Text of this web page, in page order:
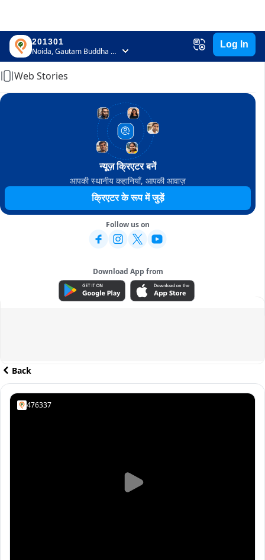
201301
Noida, Gautam Buddha Nagar, Uttar Pradesh
Log In
Home
Web Stories
न्यूज़ क्रिएटर बनें
आपकी स्थानीय कहानियाँ, आपकी आवाज़
क्रिएटर के रूप में जुड़ें
Follow us on
Download App from
ADVERTISEMENT
Back
476337